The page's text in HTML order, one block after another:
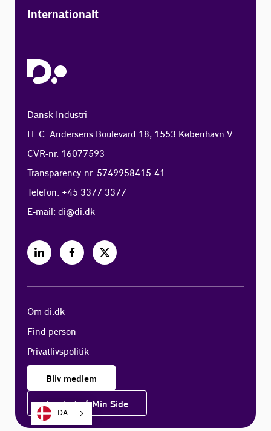
Internationalt
Dansk Industri
H. C. Andersens Boulevard 18, 1553 København V
CVR-nr. 16077593
Transparency-nr. 5749958415-41
Telefon: +45 3377 3377
E-mail:di@di.dk
Om di.dk
Find person
Privatlivspolitik
Bliv medlem
Log ind på Min Side
DA